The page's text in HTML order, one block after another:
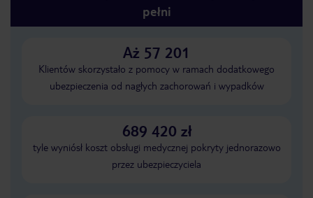
pełni
Aż 57 201
Klientów skorzystało z pomocy w ramach dodatkowego
ubezpieczenia od nagłych zachorowań i wypadków
689 420 zł
tyle wyniósł koszt obsługi medycznej pokryty jednorazowo
przez ubezpieczyciela